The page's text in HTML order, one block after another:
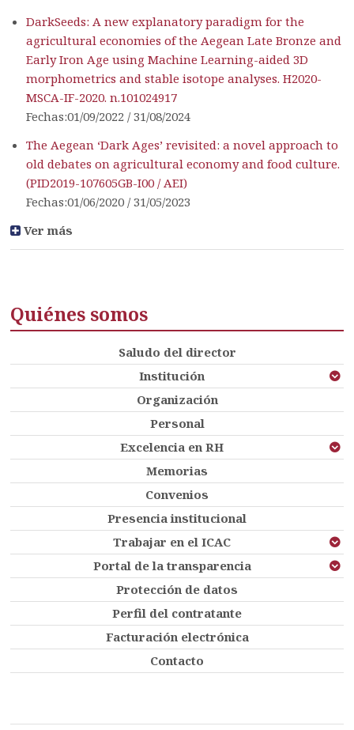
DarkSeeds: A new explanatory paradigm for the
agricultural economies of the Aegean Late Bronze and
Early Iron Age using Machine Learning-aided 3D
morphometrics and stable isotope analyses. H2020-
MSCA-IF-2020. n.101024917
Fechas:01/09/2022 / 31/08/2024
The Aegean ‘Dark Ages’ revisited: a novel approach to
old debates on agricultural economy and food culture.
(PID2019-107605GB-I00 / AEI)
Fechas:01/06/2020 / 31/05/2023
Ver más
Quiénes somos
Saludo del director
Institución
Organización
Personal
Excelencia en RH
Memorias
Convenios
Presencia institucional
Trabajar en el ICAC
Portal de la transparencia
Protección de datos
Perfil del contratante
Facturación electrónica
Contacto